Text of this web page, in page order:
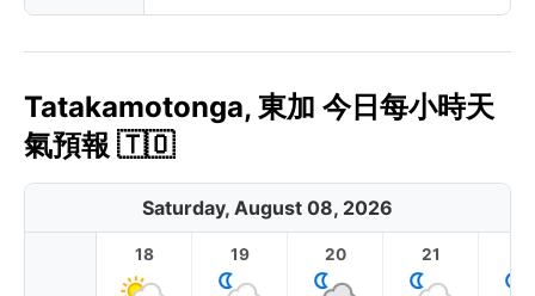
Tatakamotonga, 東加 今日每小時天
氣預報 🇹🇴
Saturday, August 08, 2026
18 19 20 21